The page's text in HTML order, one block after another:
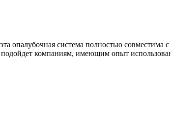
опалубочная система полностью
компаниям, имеющим опыт